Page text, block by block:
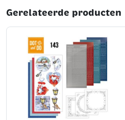
Gerelateerde producten